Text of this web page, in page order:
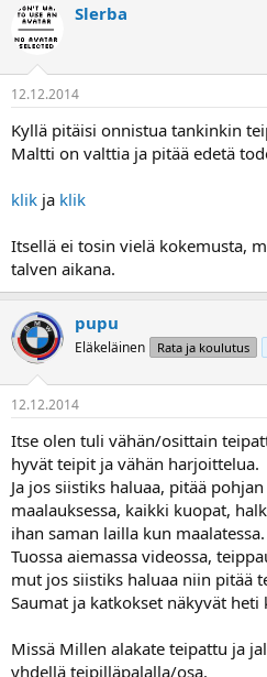
Slerba
12.12.2014
Kyllä pitäisi onnistua tankinkin
Maltti on valttia ja pitää edetä
klik ja klik
Itsellä ei tosin vielä kokemusta,
talven aikana.
pupu
Eläkeläinen Rata ja koulutus
12.12.2014
Itse olen tuli vähän/osittain
hyvät teipit ja vähän harjoittelua.
Ja jos siistiks haluaa, pitää
maalauksessa, kaikki kuopat,
ihan saman lailla kun maalatessa.
Tuossa aiemassa videossa,
mut jos siistiks haluaa niin pitää
Saumat ja katkokset näkyvät heti
Missä Millen alakate teipattu ja
yhdellä teipilläpalalla/osa.